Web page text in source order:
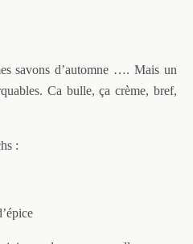
savons d’automne …. Mais un
Ca bulle, ça crème, bref,
: